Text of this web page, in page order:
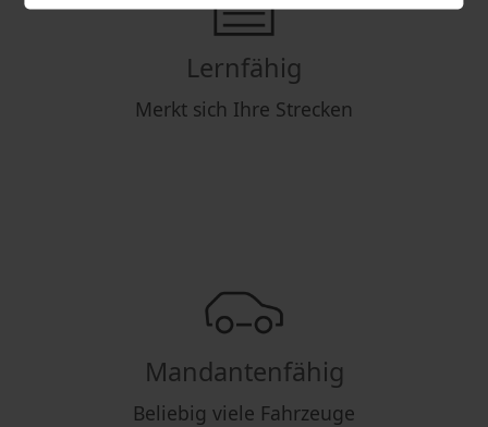
Lernfähig
Merkt sich Ihre Strecken
Mandantenfähig
Beliebig viele Fahrzeuge